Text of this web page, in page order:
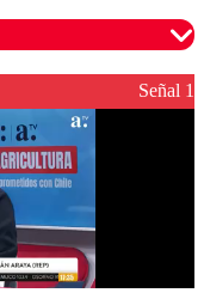
garantizar un
Señal 1